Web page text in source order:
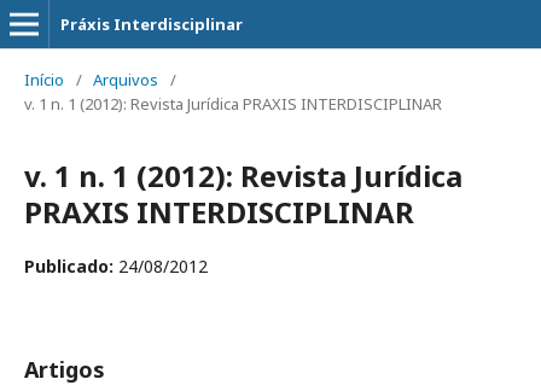
Práxis Interdisciplinar
Início / Arquivos
/
v. 1 n. 1 (2012): Revista Jurídica PRAXIS INTERDISCIPLINAR
v. 1 n. 1 (2012): Revista Jurídica
PRAXIS INTERDISCIPLINAR
Publicado: 24/08/2012
Artigos